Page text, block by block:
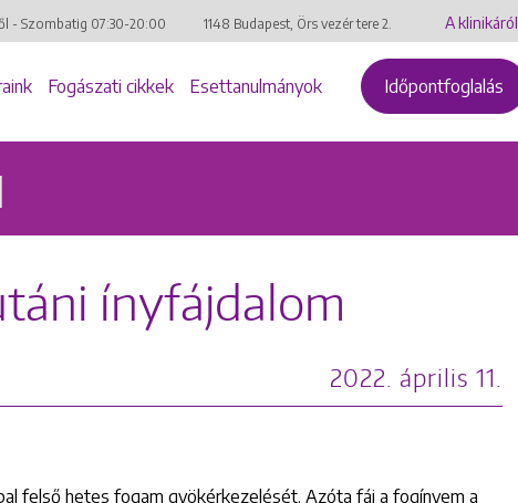
- Szombatig 07:30-20:00 1148 Budapest, Örs vezér tere 2. A klinikáról
Fogászati cikkek Esettanulmányok Időpontfoglalás
ínyfájdalom
2022. április 11.
felső hetes fogam gyökérkezelését. Azóta fáj a fogínyem a